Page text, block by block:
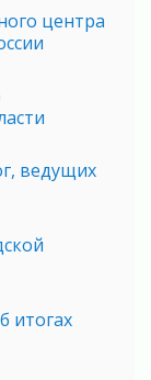
центра
ведущих
итогах